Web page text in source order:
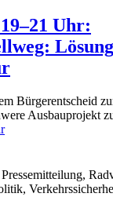
Uhr:
Bürgerentscheid
Ausbauprojekt